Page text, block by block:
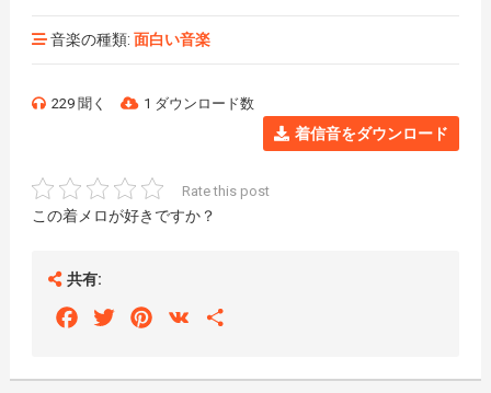
音楽の種類: 面白い音楽
229 聞く 1 ダウンロード数
着信音をダウンロード
Rate this post
この着メロが好きですか？
共有:
FacebookTwitterPinterest
VK